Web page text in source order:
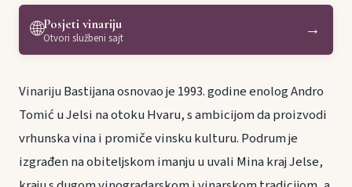
🌐Posjeti vinariju
Otvori službeni sajt →
Vinariju Bastijana osnovao je 1993. godine enolog Andro
Tomić u Jelsi na otoku Hvaru, s ambicijom da proizvodi
vrhunska vina i promiče vinsku kulturu. Podrum je
izgrađen na obiteljskom imanju u uvali Mina kraj Jelse,